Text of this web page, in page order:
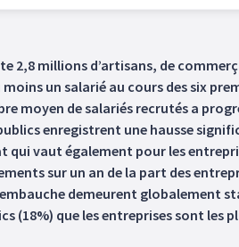
2,8 millions d’artisans, de
un salarié au cours des six
moyen de salariés recrutés a
enregistrent une hausse
qui vaut également pour les
sur un an de la part des
demeurent globalement
(18%) que les entreprises sont les